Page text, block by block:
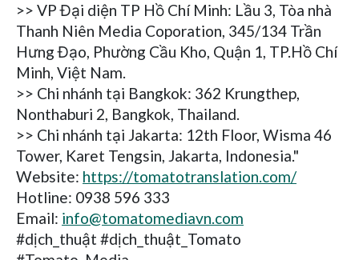
>> VP Đại diện TP Hồ Chí Minh: Lầu 3, Tòa nhà
Thanh Niên Media Coporation, 345/134 Trần
Hưng Đạo, Phường Cầu Kho, Quận 1, TP.Hồ Chí
Minh, Việt Nam.
>> Chi nhánh tại Bangkok: 362 Krungthep,
Nonthaburi 2, Bangkok, Thailand.
>> Chi nhánh tại Jakarta: 12th Floor, Wisma 46
Tower, Karet Tengsin, Jakarta, Indonesia."
Website: https://tomatotranslation.com/
Hotline: 0938 596 333
Email: info@tomatomediavn.com
#dịch_thuật #dịch_thuật_Tomato